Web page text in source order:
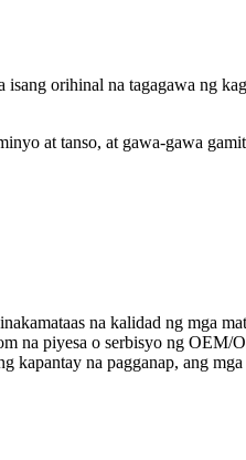
orihinal na tagagawa ng
at tanso, at gawa-gawa
na kalidad ng mga
na piyesa o serbisyo ng OEM/
kapantay na pagganap, ang